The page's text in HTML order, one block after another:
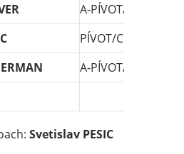
A-PÍVOT/PF
PÍVOT/C
A-PÍVOT/PF
Svetislav PESIC